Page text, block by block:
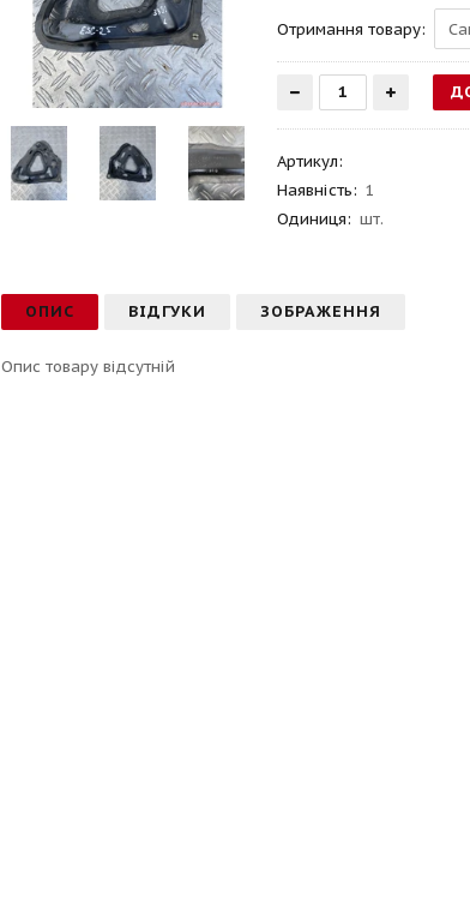
Отримання товару:
Артикул:
Наявність: 1
Одиниця: шт.
ОПИС ВІДГУКИ ЗОБРАЖЕННЯ
Опис товару відсутній